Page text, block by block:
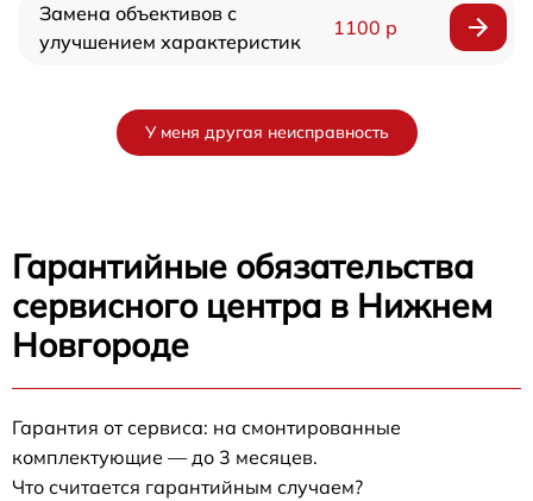
Замена объективов с
улучшением характеристик
1100 р
У меня другая неисправность
Гарантийные обязательства
сервисного центра в Нижнем
Новгороде
Гарантия от сервиса: на смонтированные
комплектующие — до 3 месяцев.
Что считается гарантийным случаем?